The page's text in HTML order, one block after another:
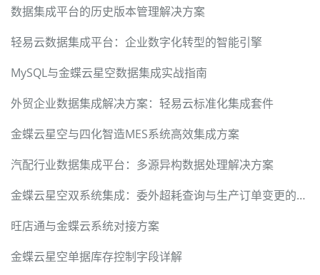
数据集成平台的历史版本管理解决方案
轻易云数据集成平台：企业数字化转型的智能引擎
MySQL与金蝶云星空数据集成实战指南
外贸企业数据集成解决方案：轻易云标准化集成套件
金蝶云星空与四化智造MES系统高效集成方案
汽配行业数据集成平台：多源异构数据处理解决方案
金蝶云星空双系统集成：委外超耗查询与生产订单变更的无缝对接
旺店通与金蝶云系统对接方案
金蝶云星空单据库存控制字段详解